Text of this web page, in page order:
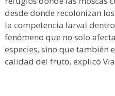
desde donde recolonizan
la competencia larval
fenómeno que no solo
especies, sino que también
calidad del fruto, explicó